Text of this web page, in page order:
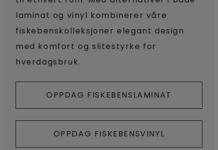
laminat og vinyl kombinerer våre
fiskebenskolleksjoner elegant design
med komfort og slitestyrke for
hverdagsbruk.
OPPDAG FISKEBENSLAMINAT
OPPDAG FISKEBENSVINYL